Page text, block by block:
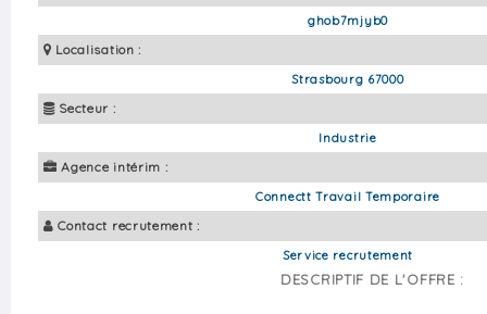
ghob7mjyb0
Localisation :
Strasbourg 67000
Secteur :
Industrie
Agence intérim :
Connectt Travail Temporaire
Contact recrutement :
Service recrutement
DESCRIPTIF DE L'OFFRE :